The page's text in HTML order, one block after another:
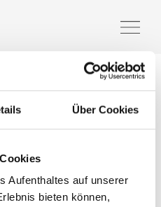
Über Cookies
Aufenthaltes auf unserer
bieten können,
Liebmann GmbH & Co KG
& Co KG
Arbeitgeber